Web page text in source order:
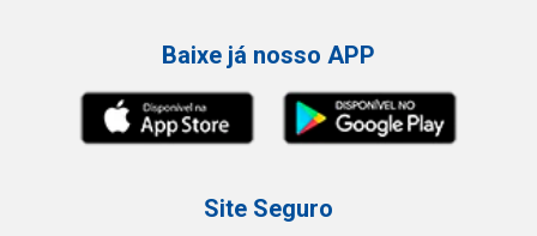
Baixe já nosso APP
Site Seguro